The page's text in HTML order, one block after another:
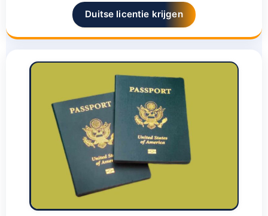
Duitse licentie krijgen